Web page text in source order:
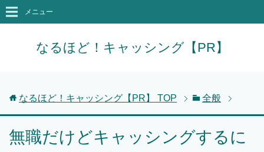
なるほど！キャッシング【PR】
メニュー
なるほど！キャッシング【PR】 TOP 全般
無職だけどキャッシングするに